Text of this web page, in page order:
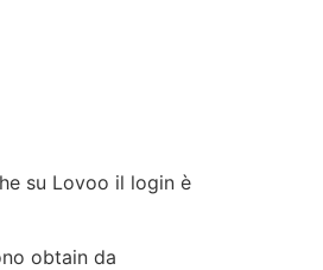
su Lovoo il login è
obtain da